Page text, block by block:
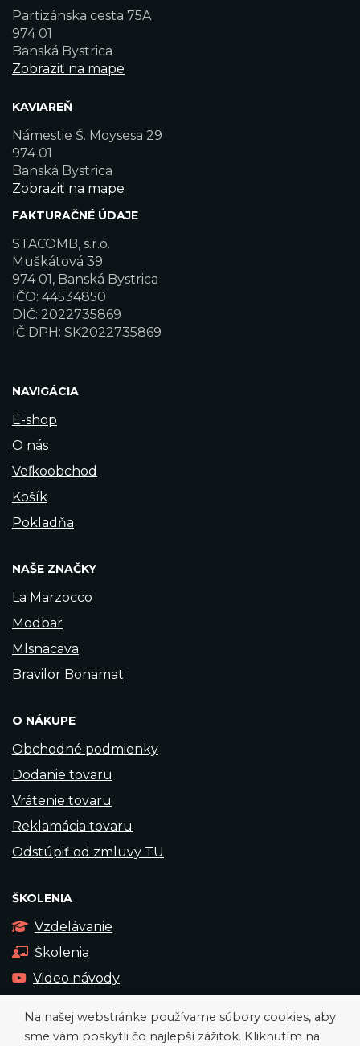
Partizánska cesta 75A
974 01
Banská Bystrica
Zobraziť na mape
KAVIAREŇ
Námestie Š. Moysesa 29
974 01
Banská Bystrica
Zobraziť na mape
FAKTURAČNÉ ÚDAJE
STACOMB, s.r.o.
Muškátová 39
974 01, Banská Bystrica
IČO: 44534850
DIČ: 2022735869
IČ DPH: SK2022735869
NAVIGÁCIA
E-shop
O nás
Veľkoobchod
Košík
Pokladňa
NAŠE ZNAČKY
La Marzocco
Modbar
Mlsnacava
Bravilor Bonamat
O NÁKUPE
Obchodné podmienky
Dodanie tovaru
Vrátenie tovaru
Reklamácia tovaru
Odstúpiť od zmluvy TU
ŠKOLENIA
Vzdelávanie
Školenia
Video návody
Na našej webstránke používame súbory cookies, aby
sme vám poskytli čo najlepší zážitok. Kliknutím na